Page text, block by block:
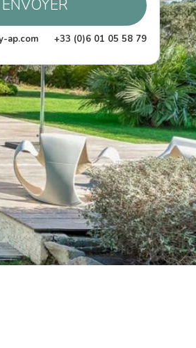
ENVOYER
ap.com +33 (0)6 01 05 58 79